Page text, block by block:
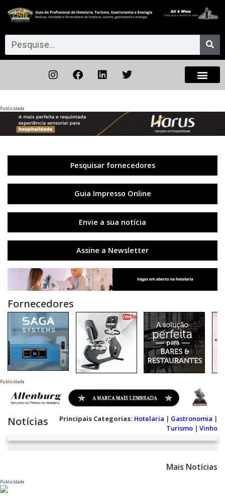
Publicidade
Pesquisar fornecedores
Guia Impresso Online
Envie a sua notícia
Assine a Newsletter
Fornecedores
Publicidade
Notícias Principais Categorias: Hotelaria | Gastronomia |
Turismo | Vinho
Mais Notícias
Publicidade